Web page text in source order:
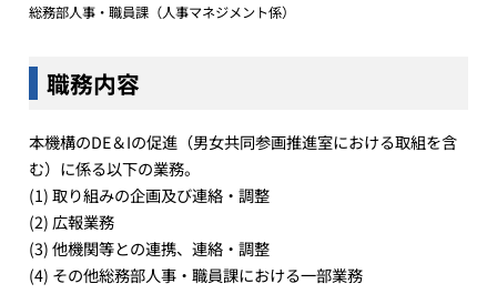
総務部人事・職員課（人事マネジメント係）
職務内容
本機構のDE＆Iの促進（男女共同参画推進室における取組を含
む）に係る以下の業務。
(1) 取り組みの企画及び連絡・調整
(2) 広報業務
(3) 他機関等との連携、連絡・調整
(4) その他総務部人事・職員課における一部業務